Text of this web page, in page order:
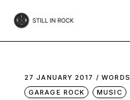
the
27 JANUARY 2017
GARAGE ROCK
MUSIC